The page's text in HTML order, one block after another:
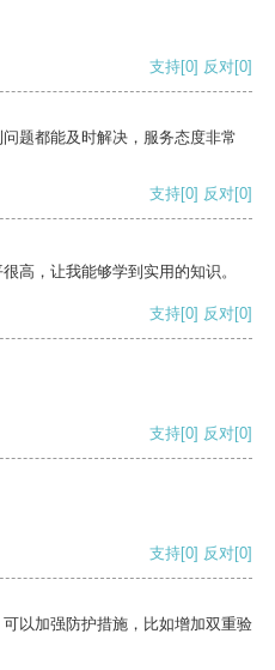
支持[0] 反对[0]
题都能及时解决，服务态度非常
支持[0] 反对[0]
高，让我能够学到实用的知识。
支持[0] 反对[0]
支持[0] 反对[0]
支持[0] 反对[0]
以加强防护措施，比如增加双重验